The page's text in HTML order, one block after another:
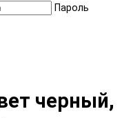
Пароль
черный,